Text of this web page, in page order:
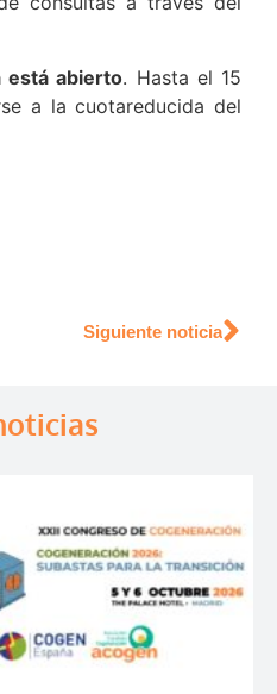
está abierto. Hasta el 15
a la cuotareducida del
Siguiente noticia